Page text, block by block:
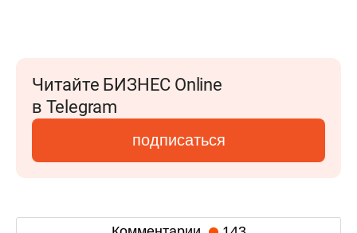
Читайте БИЗНЕС Online
в Telegram
подписаться